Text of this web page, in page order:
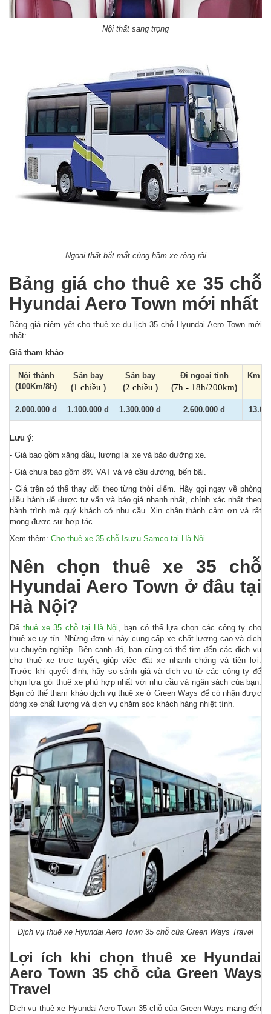
Nội thất sang trọng
Ngoại thất bắt mắt cùng hầm xe rộng rãi
Bảng giá cho thuê xe 35 chỗ
Hyundai Aero Town mới nhất
Bảng giá niêm yết cho thuê xe du lịch 35 chỗ Hyundai Aero Town mới
nhất:
Giá tham khảo
Nội thành
(100Km/8h)
Sân bay
(1 chiều )
Sân bay
(2 chiều )
Đi ngoại tỉnh
(7h - 18h/200km)
Km
2.000.000 đ 1.100.000 đ 1.300.000 đ 2.600.000 đ
Lưu ý:
- Giá bao gồm xăng dầu, lương lái xe và bảo dưỡng xe.
- Giá chưa bao gồm 8% VAT và vé cầu đường, bến bãi.
- Giá trên có thể thay đổi theo từng thời điểm. Hãy gọi ngay về phòng
điều hành để được tư vấn và báo giá nhanh nhất, chính xác nhất theo
hành trình mà quý khách có nhu cầu. Xin chân thành cảm ơn và rất
mong được sự hợp tác.
Xem thêm: Cho thuê xe 35 chỗ Isuzu Samco tại Hà Nội
Nên chọn thuê xe 35 chỗ
Hyundai Aero Town ở đâu tại
Hà Nội?
Để thuê xe 35 chỗ tại Hà Nội, bạn có thể lựa chọn các công ty cho
thuê xe uy tín. Những đơn vị này cung cấp xe chất lượng cao và dịch
vụ chuyên nghiệp. Bên cạnh đó, bạn cũng có thể tìm đến các dịch vụ
cho thuê xe trực tuyến, giúp việc đặt xe nhanh chóng và tiện lợi.
Trước khi quyết định, hãy so sánh giá và dịch vụ từ các công ty để
chọn lựa gói thuê xe phù hợp nhất với nhu cầu và ngân sách của bạn.
Bạn có thể tham khảo dịch vụ thuê xe ở Green Ways để có nhận được
dòng xe chất lượng và dịch vụ chăm sóc khách hàng nhiệt tình.
Dịch vụ thuê xe Hyundai Aero Town 35 chỗ của Green Ways Travel
Lợi ích khi chọn thuê xe Hyundai
Aero Town 35 chỗ của Green Ways
Travel
Dịch vụ thuê xe Hyundai Aero Town 35 chỗ của Green Ways mang đến